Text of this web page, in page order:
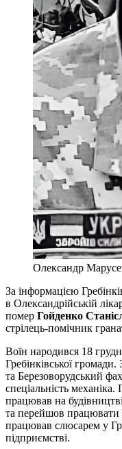
Олександр
За інформацією
в Олександрійській
помер Гойденко
стрілець-помічник
Воїн народився 18
Гребінківської
та Березоворудський
спеціальність
працював на
та перейшов працювати
працював слюсарем у
підприємстві.